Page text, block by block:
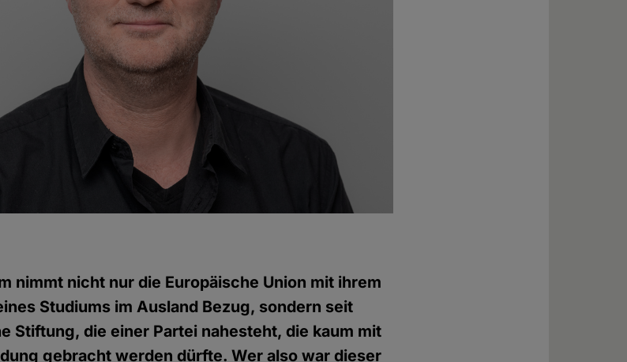
nimmt nicht nur die Europäische Union mit ihrem
Studiums im Ausland Bezug, sondern seit
Stiftung, die einer Partei nahesteht, die kaum mit
gebracht werden dürfte. Wer also war dieser